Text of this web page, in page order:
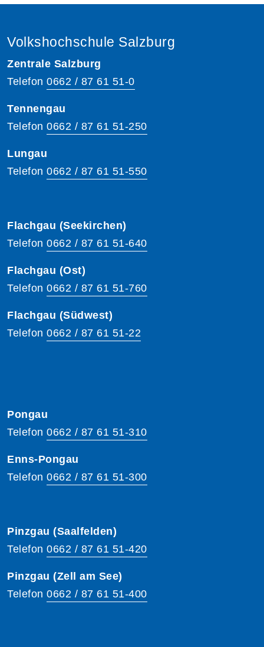
Volkshochschule Salzburg
Zentrale Salzburg
Telefon 0662 / 87 61 51-0
Tennengau
Telefon 0662 / 87 61 51-250
Lungau
Telefon 0662 / 87 61 51-550
Flachgau (Seekirchen)
Telefon 0662 / 87 61 51-640
Flachgau (Ost)
Telefon 0662 / 87 61 51-760
Flachgau (Südwest)
Telefon 0662 / 87 61 51-22
Pongau
Telefon 0662 / 87 61 51-310
Enns-Pongau
Telefon 0662 / 87 61 51-300
Pinzgau (Saalfelden)
Telefon 0662 / 87 61 51-420
Pinzgau (Zell am See)
Telefon 0662 / 87 61 51-400